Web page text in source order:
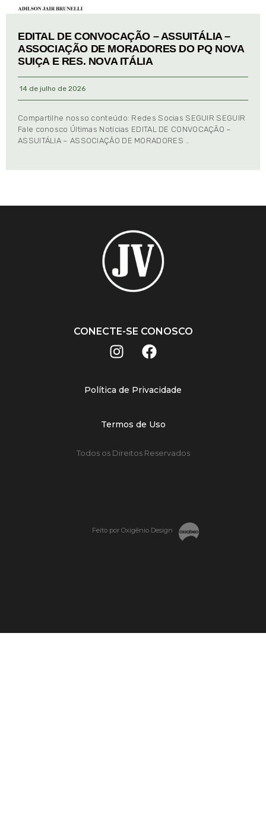
EDITAL DE CONVOCAÇÃO – ASSUITÁLIA –
ASSOCIAÇÃO DE MORADORES DO PQ NOVA
SUIÇA E RES. NOVA ITÁLIA
14 de julho de 2026
Compartilhe nosso conteúdo: Redes Socias SEGUIR SEGUIR
Fale conosco Últimas Notícias EDITAL DE CONVOCAÇÃO –
ASSUITÁLIA – ASSOCIAÇÃO DE MORADORES …
CONECTE-SE CONOSCO
Política de Privacidade
Termos de Uso
Todos os Direitos Reservados
Feito por Oxigênio Design